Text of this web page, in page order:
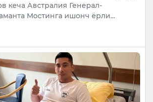
кеча Австралия Генерал-
Мостинга ишонч ёрли…